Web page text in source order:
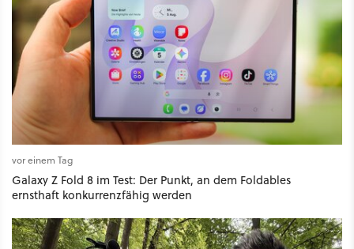
vor einem Tag
Galaxy Z Fold 8 im Test: Der Punkt, an dem Foldables
ernsthaft konkurrenzfähig werden